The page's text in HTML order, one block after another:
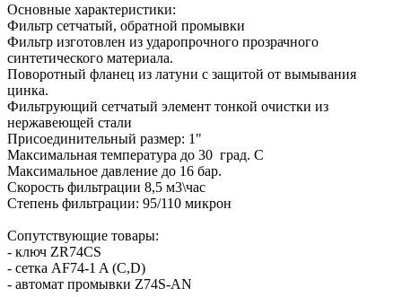
Основные характеристики:
Фильтр сетчатый, обратной промывки
Фильтр изготовлен из ударопрочного прозрачного
синтетического материала.
Поворотный фланец из латуни с защитой от вымывания
цинка.
Фильтрующий сетчатый элемент тонкой очистки из
нержавеющей стали
Присоединительный размер: 1"
Максимальная температура до 30 град. С
Максимальное давление до 16 бар.
Скорость фильтрации 8,5 м3\час
Степень фильтрации: 95/110 микрон
Сопутствующие товары:
- ключ ZR74CS
- сетка AF74-1 A (C,D)
- автомат промывки Z74S-AN